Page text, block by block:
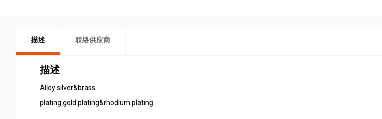
描述 联络供应商
描述
Alloy:silver&brass
plating:gold plating&rhodium plating